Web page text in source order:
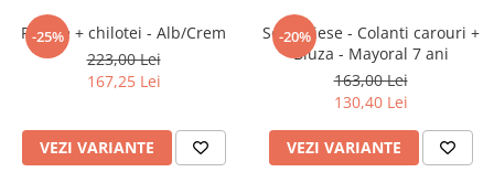
Puzzle
Jucarii bebelusi
Jucarii carucior
Jucarii de baie
Jucarii de tras sau impins
-25%
Rochie + chilotei - Alb/Crem
223,00 Lei
167,25 Lei
VEZI VARIANTE
-20%
Set 2 piese - Colanti carouri +
Bluza - Mayoral 7 ani
163,00 Lei
130,40 Lei
VEZI VARIANTE